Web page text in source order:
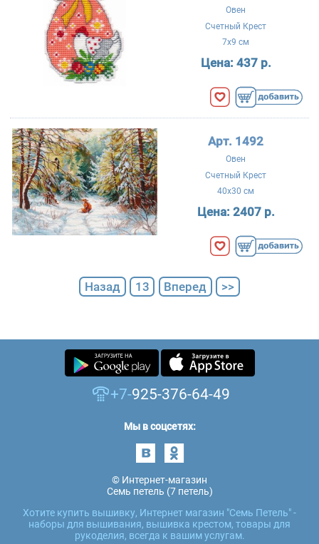
Овен
Счетный Крест
7x9 см
Цена: 437 р.
Арт. 1492
Овен
Счетный Крест
40x30 см
Цена: 2407 р.
Назад 13 Вперед >>
+7-925-376-64-49
Мы в соцсетях:
© Интернет-магазин
Семь петель (7 петель)
Хотите купить вышивку, Интернет магазин "Семь Петель" -
наборы для вышивания, вышивка крестом, товары для
рукоделия, всегда к вашим услугам.